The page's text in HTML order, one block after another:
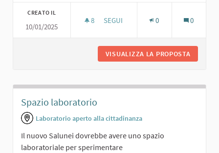
CREATO IL
10/01/2025
8 8 SOSTENITORI
SEGUI 0 0
VISUALIZZA LA PROPOSTA
Spazio laboratorio
Laboratorio aperto alla cittadinanza
Il nuovo Salunei dovrebbe avere uno spazio
laboratoriale per sperimentare